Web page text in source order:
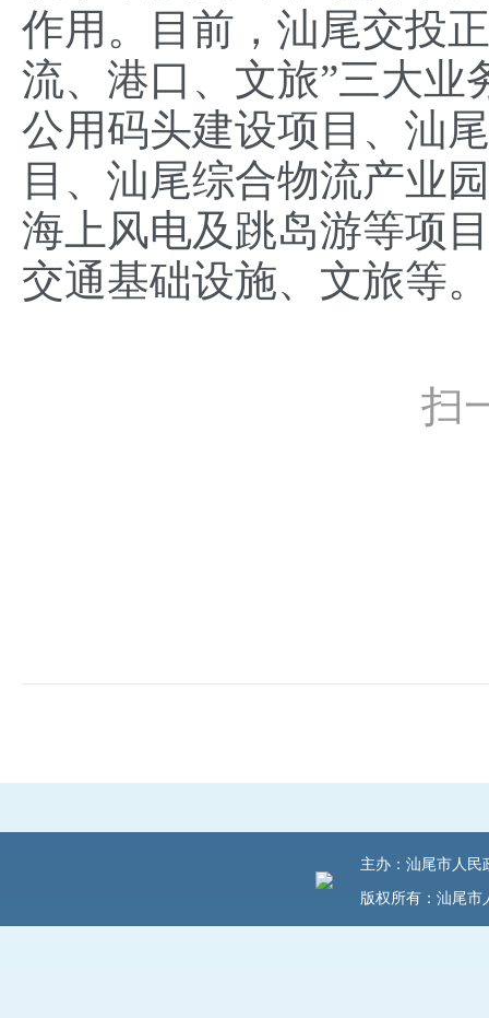
作用。目前，汕尾交投
流、港口、文旅”三大业
公用码头建设项目、汕
目、汕尾综合物流产业
海上风电及跳岛游等项
交通基础设施、文旅等。
扫
主办：汕尾市人民
版权所有：汕尾